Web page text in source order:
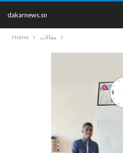
dakarnews.sn
Home مقالات